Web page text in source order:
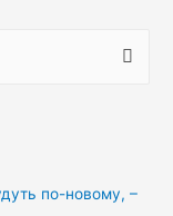
по-новому, –